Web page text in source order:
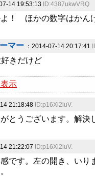
14 19:53:13 ID:4387ukwVRQ
よ！ ほかの数字はかん
マー ：2014-07-14 20:17:41
きだけど
示
21:18:48 ID:p16Xi2iuV.
とうございます。解決
21:22:07 ID:p16Xi2iuV.
です。左の開き、いり